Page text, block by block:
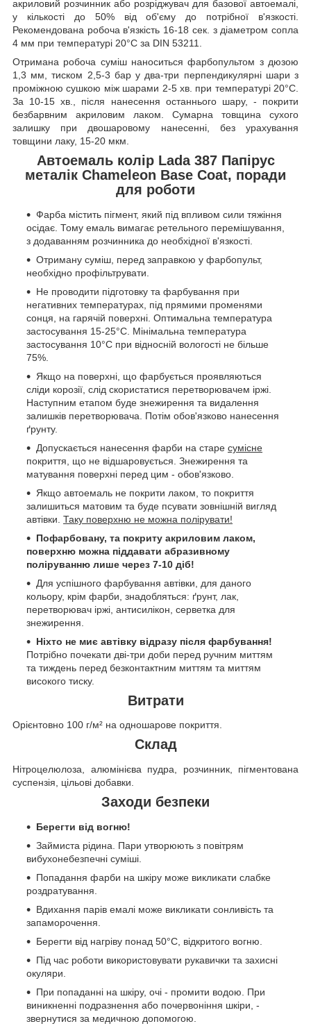
акриловий розчинник або розріджувач для базової автоемалі,
у кількості до 50% від об'єму до потрібної в'язкості.
Рекомендована робоча в'язкість 16-18 сек. з діаметром сопла
4 мм при температурі 20°C за DIN 53211.
Отримана робоча суміш наноситься фарбопультом з дюзою
1,3 мм, тиском 2,5-3 бар у два-три перпендикулярні шари з
проміжною сушкою між шарами 2-5 хв. при температурі 20°C.
За 10-15 хв., після нанесення останнього шару, - покрити
безбарвним акриловим лаком. Сумарна товщина сухого
залишку при двошаровому нанесенні, без урахування
товщини лаку, 15-20 мкм.
Автоемаль колір Lada 387 Папірус
металік Chameleon Base Coat, поради
для роботи
Фарба містить пігмент, який під впливом сили тяжіння
осідає. Тому емаль вимагає ретельного перемішування,
з додаванням розчинника до необхідної в'язкості.
Отриману суміш, перед заправкою у фарбопульт,
необхідно профільтрувати.
Не проводити підготовку та фарбування при
негативних температурах, під прямими променями
сонця, на гарячій поверхні. Оптимальна температура
застосування 15-25°C. Мінімальна температура
застосування 10°C при відносній вологості не більше
75%.
Якщо на поверхні, що фарбується проявляються
сліди корозії, слід скористатися перетворювачем іржі.
Наступним етапом буде знежирення та видалення
залишків перетворювача. Потім обов'язково нанесення
ґрунту.
Допускається нанесення фарби на старе сумісне
покриття, що не відшаровується. Знежирення та
матування поверхні перед цим - обов'язково.
Якщо автоемаль не покрити лаком, то покриття
залишиться матовим та буде псувати зовнішній вигляд
автівки. Таку поверхню не можна полірувати!
Пофарбовану, та покриту акриловим лаком,
поверхню можна піддавати абразивному
поліруванню лише через 7-10 діб!
Для успішного фарбування автівки, для даного
кольору, крім фарби, знадобляться: ґрунт, лак,
перетворювач іржі, антисилікон, серветка для
знежирення.
Ніхто не миє автівку відразу після фарбування!
Потрібно почекати дві-три доби перед ручним миттям
та тиждень перед безконтактним миттям та миттям
високого тиску.
Витрати
Орієнтовно 100 г/м² на одношарове покриття.
Склад
Нітроцелюлоза, алюмінієва пудра, розчинник, пігментована
суспензія, цільові добавки.
Заходи безпеки
Берегти від вогню!
Займиста рідина. Пари утворюють з повітрям
вибухонебезпечні суміші.
Попадання фарби на шкіру може викликати слабке
роздратування.
Вдихання парів емалі може викликати сонливість та
запаморочення.
Берегти від нагріву понад 50°C, відкритого вогню.
Під час роботи використовувати рукавички та захисні
окуляри.
При попаданні на шкіру, очі - промити водою. При
виникненні подразнення або почервоніння шкіри, -
звернутися за медичною допомогою.